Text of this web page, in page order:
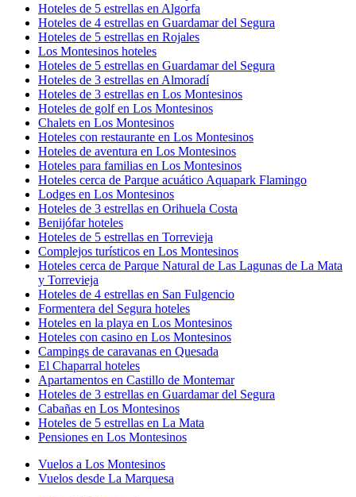
Hoteles de 5 estrellas en Algorfa
Hoteles de 4 estrellas en Guardamar del Segura
Hoteles de 5 estrellas en Rojales
Los Montesinos hoteles
Hoteles de 5 estrellas en Guardamar del Segura
Hoteles de 3 estrellas en Almoradí
Hoteles de 3 estrellas en Los Montesinos
Hoteles de golf en Los Montesinos
Chalets en Los Montesinos
Hoteles con restaurante en Los Montesinos
Hoteles de aventura en Los Montesinos
Hoteles para familias en Los Montesinos
Hoteles cerca de Parque acuático Aquapark Flamingo
Lodges en Los Montesinos
Hoteles de 3 estrellas en Orihuela Costa
Benijófar hoteles
Hoteles de 5 estrellas en Torrevieja
Complejos turísticos en Los Montesinos
Hoteles cerca de Parque Natural de Las Lagunas de La Mata
y Torrevieja
Hoteles de 4 estrellas en San Fulgencio
Formentera del Segura hoteles
Hoteles en la playa en Los Montesinos
Hoteles con casino en Los Montesinos
Campings de caravanas en Quesada
El Chaparral hoteles
Apartamentos en Castillo de Montemar
Hoteles de 3 estrellas en Guardamar del Segura
Cabañas en Los Montesinos
Hoteles de 5 estrellas en La Mata
Pensiones en Los Montesinos
Vuelos a Los Montesinos
Vuelos desde La Marquesa